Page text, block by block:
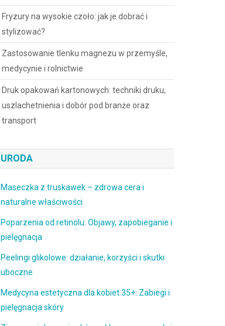
Fryzury na wysokie czoło: jak je dobrać i
stylizować?
Zastosowanie tlenku magnezu w przemyśle,
medycynie i rolnictwie
Druk opakowań kartonowych: techniki druku,
uszlachetnienia i dobór pod branże oraz
transport
URODA
Maseczka z truskawek – zdrowa cera i
naturalne właściwości
Poparzenia od retinolu: Objawy, zapobieganie i
pielęgnacja
Peelingi glikolowe: działanie, korzyści i skutki
uboczne
Medycyna estetyczna dla kobiet 35+: Zabiegi i
pielęgnacja skóry